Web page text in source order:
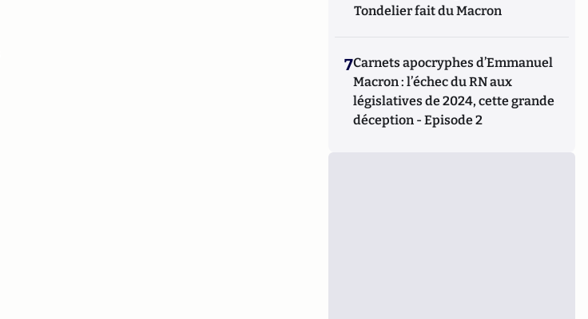
Tondelier fait du Macron
7Carnets apocryphes d’Emmanuel
Macron : l’échec du RN aux
législatives de 2024, cette grande
déception - Episode 2